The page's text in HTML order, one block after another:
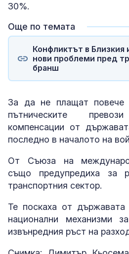
30%.
Още по темата
Конфликтът в Близкия
нови проблеми пред
бранш
За да не плащат повече
пътническите
компенсации от
последно в началото на
От Съюза на
също предупредиха за
транспортния сектор.
Те поскаха от
национални механизми
извънредния ръст на